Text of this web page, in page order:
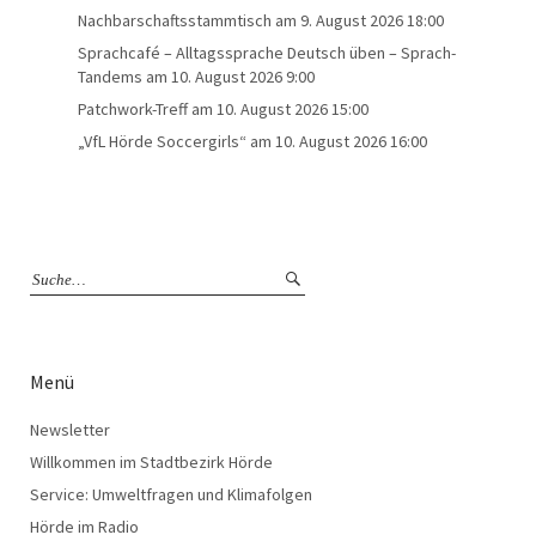
Nachbarschaftsstammtisch am 9. August 2026 18:00
Sprachcafé – Alltagssprache Deutsch üben – Sprach-
Tandems am 10. August 2026 9:00
Patchwork-Treffam 10. August 2026 15:00
„VfL Hörde Soccergirls“ am 10. August 2026 16:00
Menü
Newsletter
Willkommen im Stadtbezirk Hörde
Service: Umweltfragen und Klimafolgen
Hörde im Radio